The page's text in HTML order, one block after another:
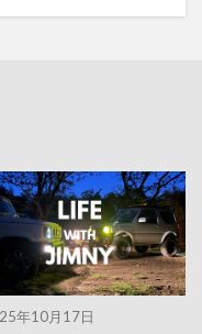
年10月17日